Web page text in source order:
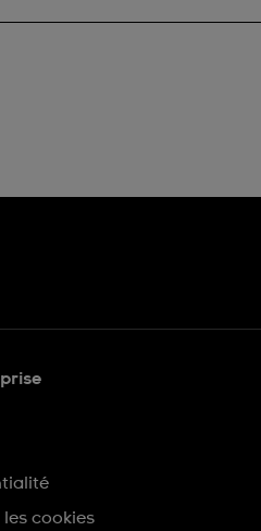
cookies